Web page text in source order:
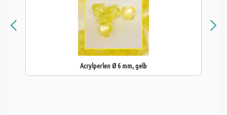
Acrylperlen Ø 6 mm, gelb